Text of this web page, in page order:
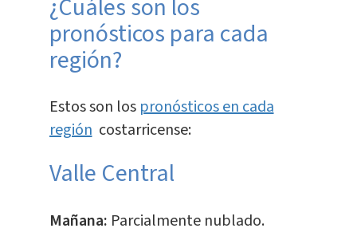
¿Cuáles son los
pronósticos para cada
región?
Estos son los pronósticos en cada
región costarricense:
Valle Central
Mañana: Parcialmente nublado.